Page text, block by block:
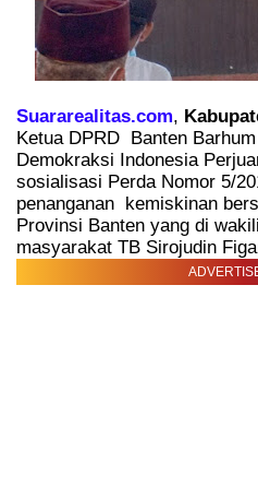
Suararealitas.com,
Ketua DPRD
Banten
Demokraksi Indonesia
sosialisasi Perda Nomor 5/
penanganan
kemiskinan
Provinsi Banten yang di
masyarakat TB Sirojudin